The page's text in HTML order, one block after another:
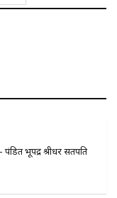
भूपेंद्र श्रीधर सतपति